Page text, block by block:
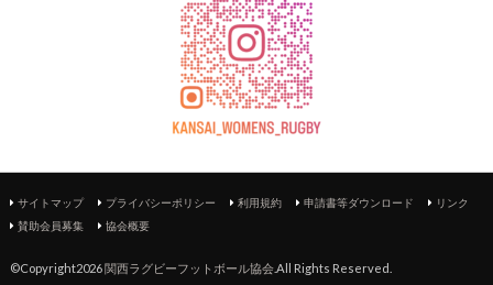
サイトマップ プライバシーポリシー 利用規約 申請書等ダウンロード
リンク
賛助会員募集
協会概要
©Copyright2026関西ラグビーフットボール協会.All Rights Reserved.